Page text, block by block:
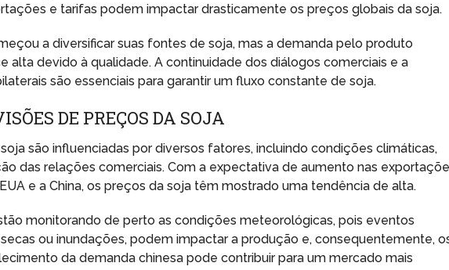
e tarifas podem impactar drasticamente os preços globais da soja.
a diversificar suas fontes de soja, mas a demanda pelo produto
alta devido à qualidade. A continuidade dos diálogos comerciais e a
são essenciais para garantir um fluxo constante de soja.
DE PREÇOS DA SOJA
são influenciadas por diversos fatores, incluindo condições climáticas,
das relações comerciais. Com a expectativa de aumento nas
e a China, os preços da soja têm mostrado uma tendência de alta.
monitorando de perto as condições meteorológicas, pois eventos
ou inundações, podem impactar a produção e, consequentemente,
da demanda chinesa pode contribuir para um mercado mais